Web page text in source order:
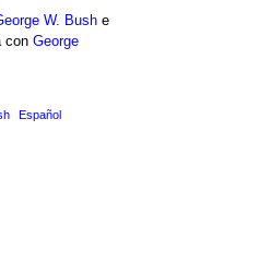
W. Bush e
con George
Español